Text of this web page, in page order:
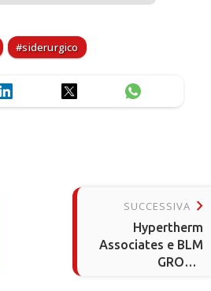
siderurgico
SUCCESSIVA keyboard_arrow_right
Hypertherm
Associates e BLM
GROUP,